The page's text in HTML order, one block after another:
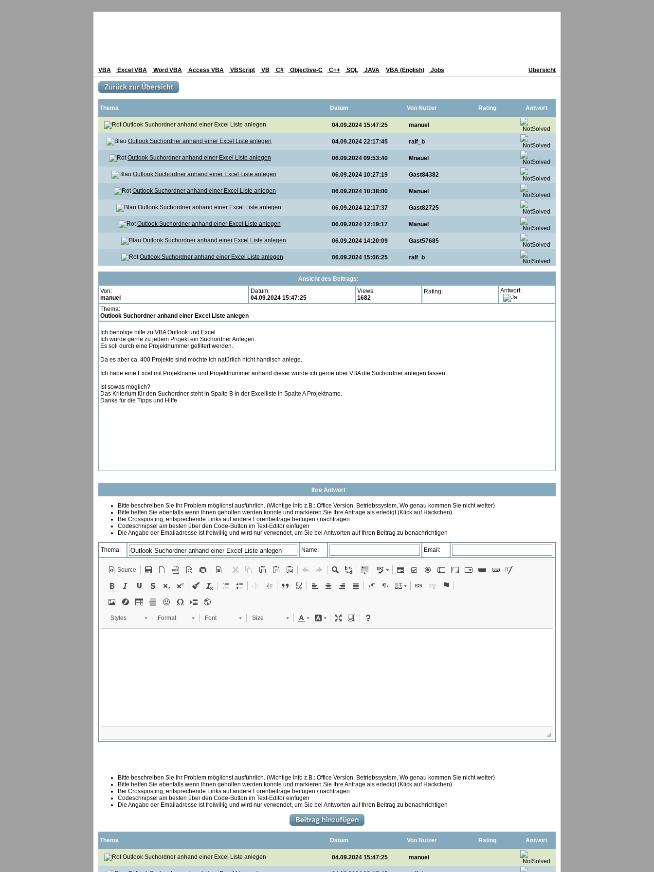
VBA Excel VBA Word VBA Access VBA VBScript VB C# Objective-C C++ SQL JAVA VBA (English) Jobs Übersicht
Thema Datum Von Nutzer Rating Antwort
Outlook Suchordner anhand einer Excel Liste anlegen 04.09.2024 15:47:25 manuel
Outlook Suchordner anhand einer Excel Liste anlegen 04.09.2024 22:17:45 ralf_b
Outlook Suchordner anhand einer Excel Liste anlegen 06.09.2024 09:53:40 Mnauel
Outlook Suchordner anhand einer Excel Liste anlegen 06.09.2024 10:27:19 Gast84382
Outlook Suchordner anhand einer Excel Liste anlegen 06.09.2024 10:38:00 Manuel
Outlook Suchordner anhand einer Excel Liste anlegen 06.09.2024 12:17:37 Gast82725
Outlook Suchordner anhand einer Excel Liste anlegen 06.09.2024 12:19:17 Manuel
Outlook Suchordner anhand einer Excel Liste anlegen 06.09.2024 14:20:09 Gast57685
Outlook Suchordner anhand einer Excel Liste anlegen 06.09.2024 15:06:25 ralf_b
Ansicht des Beitrags:
Von:
manuel
Datum:
04.09.2024 15:47:25
Views:
1682
Rating: Antwort:
Thema:
Outlook Suchordner anhand einer Excel Liste anlegen
Ich benötige hilfe zu VBA Outlook und Excel.
Ich würde gerne zu jedem Projekt ein Suchordner Anlegen.
Es soll durch eine Projektnummer gefiltert werden.
Da es aber ca. 400 Projekte sind möchte ich natürlich nicht händisch anlege.
Ich habe eine Excel mit Projektname und Projektnummer anhand dieser würde ich gerne über VBA die Suchordner anlegen lassen...
Ist sowas möglich?
Das Kriterium für den Suchordner steht in Spalte B in der Excelliste in Spalte A Projektname.
Danke für die Tipps und Hilfe
Ihre Antwort
Bitte beschreiben Sie Ihr Problem möglichst ausführlich. (Wichtige Info z.B.: Office Version, Betriebssystem, Wo genau kommen Sie nicht weiter)
Bitte helfen Sie ebenfalls wenn Ihnen geholfen werden konnte und markieren Sie Ihre Anfrage als erledigt (Klick auf Häckchen)
Bei Crossposting, entsprechende Links auf andere Forenbeiträge beifügen / nachtragen
Codeschnipsel am besten über den Code-Button im Text-Editor einfügen
Die Angabe der Emailadresse ist freiwillig und wird nur verwendet, um Sie bei Antworten auf Ihren Beitrag zu benachrichtigen
Thema: Name: Email:
Source
Styles Format Font Size
Bitte beschreiben Sie Ihr Problem möglichst ausführlich. (Wichtige Info z.B.: Office Version, Betriebssystem, Wo genau kommen Sie nicht weiter)
Bitte helfen Sie ebenfalls wenn Ihnen geholfen werden konnte und markieren Sie Ihre Anfrage als erledigt (Klick auf Häckchen)
Bei Crossposting, entsprechende Links auf andere Forenbeiträge beifügen / nachtragen
Codeschnipsel am besten über den Code-Button im Text-Editor einfügen
Die Angabe der Emailadresse ist freiwillig und wird nur verwendet, um Sie bei Antworten auf Ihren Beitrag zu benachrichtigen
Thema Datum Von Nutzer Rating Antwort
Outlook Suchordner anhand einer Excel Liste anlegen 04.09.2024 15:47:25 manuel